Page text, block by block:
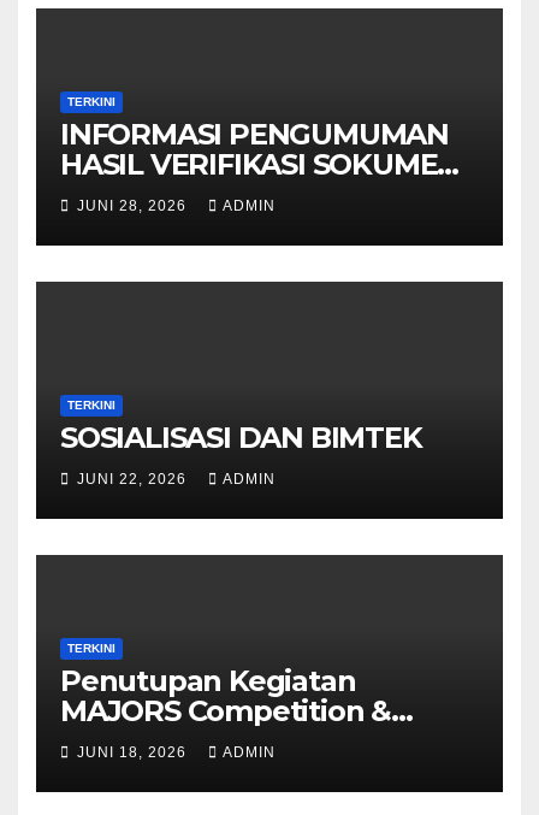
TERKINI
INFORMASI PENGUMUMAN
HASIL VERIFIKASI SOKUMEN
SPMB SMK NEGERI KUNDUR
2026-2027
JUNI 28, 2026 ADMIN
TERKINI
SOSIALISASI DAN BIMTEK
JUNI 22, 2026 ADMIN
TERKINI
Penutupan Kegiatan
MAJORS Competition &
Bulan Serata Pengumuman
Juara Lomba & Pembagian
Hadiah
JUNI 18, 2026 ADMIN